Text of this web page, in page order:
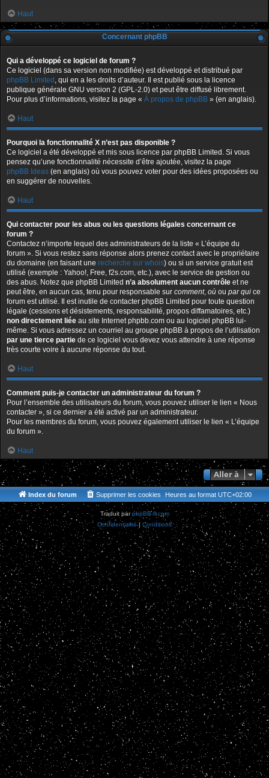
Haut
Concernant phpBB
Qui a développé ce logiciel de forum ?
Ce logiciel (dans sa version non modifiée) est développé et distribué par
phpBB Limited , qui en a les droits d’auteur. Il est publié sous la licence
publique générale GNU version 2 (GPL-2.0) et peut être diffusé librement.
Pour plus d’informations, visitez la page « À propos de phpBB » (en anglais).
Haut
Pourquoi la fonctionnalité X n’est pas disponible ?
Ce logiciel a été développé et mis sous licence par phpBB Limited. Si vous
pensez qu’une fonctionnalité nécessite d’être ajoutée, visitez la page
phpBB Ideas (en anglais) où vous pouvez voter pour des idées proposées ou
en suggérer de nouvelles.
Haut
Qui contacter pour les abus ou les questions légales concernant ce
forum ?
Contactez n’importe lequel des administrateurs de la liste « L’équipe du
forum ». Si vous restez sans réponse alors prenez contact avec le propriétaire
du domaine (en faisant une recherche sur whois) ou si un service gratuit est
utilisé (exemple : Yahoo!, Free, f2s.com, etc.), avec le service de gestion ou
des abus. Notez que phpBB Limited n’a absolument aucun contrôle et ne
peut être, en aucun cas, tenu pour responsable sur comment, où ou par qui ce
forum est utilisé. Il est inutile de contacter phpBB Limited pour toute question
légale (cessions et désistements, responsabilité, propos diffamatoires, etc.)
non directement liée au site Internet phpbb.com ou au logiciel phpBB lui-
même. Si vous adressez un courriel au groupe phpBB à propos de l’utilisation
par une tierce partie de ce logiciel vous devez vous attendre à une réponse
très courte voire à aucune réponse du tout.
Haut
Comment puis-je contacter un administrateur du forum ?
Pour l’ensemble des utilisateurs du forum, vous pouvez utiliser le lien « Nous
contacter », si ce dernier a été activé par un administrateur.
Pour les membres du forum, vous pouvez également utiliser le lien « L’équipe
du forum ».
Haut
Aller à
Index du forum Heures au format UTC+02:00
Supprimer les cookies
Traduit parphpBB-fr.com
Confidentialité|Conditions